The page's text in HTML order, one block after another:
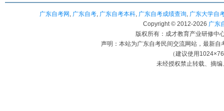
广东自考网 , 广东自考, 广东自考本科, 广东自考成绩查询, 广东大学自
Copyright © 2012-2026 广东
版权所有：成才教育产业研修中
声明：本站为广东自考民间交流网站，最新
（建议使用
未经授权禁止转载、摘